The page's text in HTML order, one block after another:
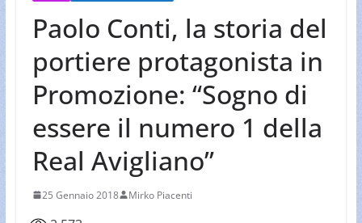
Paolo Conti, la storia del
portiere protagonista in
Promozione: “Sogno di
essere il numero 1 della
Real Avigliano”
25 Gennaio 2018 Mirko Piacenti